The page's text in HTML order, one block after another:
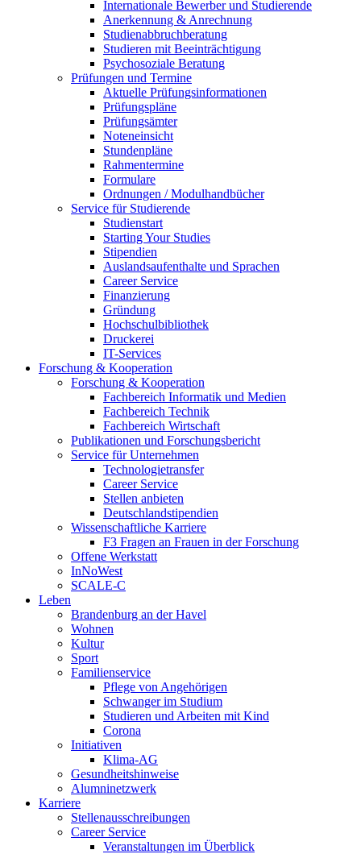
Internationale Bewerber und Studierende
Anerkennung & Anrechnung
Studienabbruchberatung
Studieren mit Beeinträchtigung
Psychosoziale Beratung
Prüfungen und Termine
Aktuelle Prüfungsinformationen
Prüfungspläne
Prüfungsämter
Noteneinsicht
Stundenpläne
Rahmentermine
Formulare
Ordnungen / Modulhandbücher
Service für Studierende
Studienstart
Starting Your Studies
Stipendien
Auslandsaufenthalte und Sprachen
Career Service
Finanzierung
Gründung
Hochschulbibliothek
Druckerei
IT-Services
Forschung & Kooperation
Forschung & Kooperation
Fachbereich Informatik und Medien
Fachbereich Technik
Fachbereich Wirtschaft
Publikationen und Forschungsbericht
Service für Unternehmen
Technologietransfer
Career Service
Stellen anbieten
Deutschlandstipendien
Wissenschaftliche Karriere
F3 Fragen an Frauen in der Forschung
Offene Werkstatt
InNoWest
SCALE-C
Leben
Brandenburg an der Havel
Wohnen
Kultur
Sport
Familienservice
Pflege von Angehörigen
Schwanger im Studium
Studieren und Arbeiten mit Kind
Corona
Initiativen
Klima-AG
Gesundheitshinweise
Alumninetzwerk
Karriere
Stellenausschreibungen
Career Service
Veranstaltungen im Überblick